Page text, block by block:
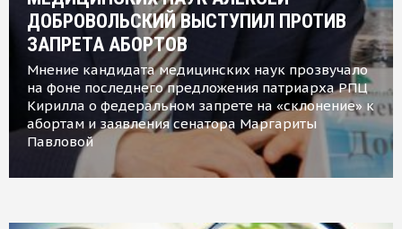
ДОБРОВОЛЬСКИЙ ВЫСТУПИЛ ПРОТИВ
ЗАПРЕТА АБОРТОВ
Мнение кандидата медицинских наук прозвучало
на фоне последнего предложения патриарха РПЦ
Кирилла о федеральном запрете на «склонение» к
абортам и заявления сенатора Маргариты
Павловой